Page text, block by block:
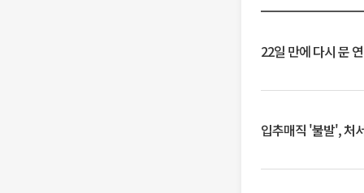
22일 만에 다시 문
입추매직 '불발', 처